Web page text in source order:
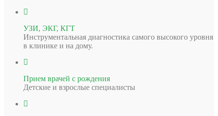
УЗИ, ЭКГ, КГТ
Инструментальная диагностика самого высокого уровня
в клинике и на дому.
Прием врачей с рождения
Детские и взрослые специалисты